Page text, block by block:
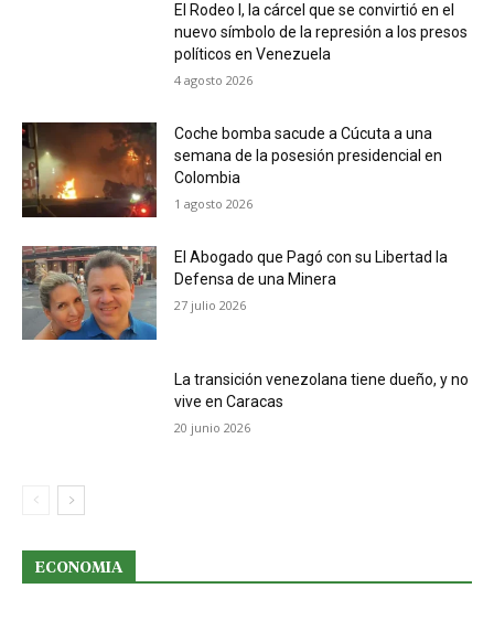
El Rodeo I, la cárcel que se convirtió en el
nuevo símbolo de la represión a los presos
políticos en Venezuela
4 agosto 2026
Coche bomba sacude a Cúcuta a una
semana de la posesión presidencial en
Colombia
1 agosto 2026
El Abogado que Pagó con su Libertad la
Defensa de una Minera
27 julio 2026
La transición venezolana tiene dueño, y no
vive en Caracas
20 junio 2026
ECONOMIA